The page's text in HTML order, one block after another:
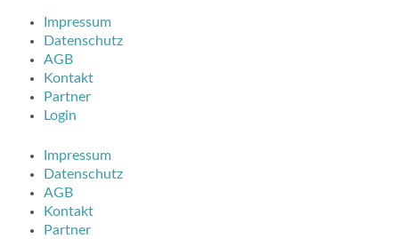
Impressum
Datenschutz
AGB
Kontakt
Partner
Login
Impressum
Datenschutz
AGB
Kontakt
Partner